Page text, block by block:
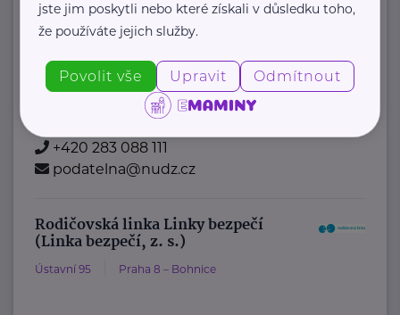
datová schránka: uehpcbb
Recepce
Telefon
+420 ...
+420 283 088 111
podatelna@nudz.cz
Rodičovská linka Linky bezpečí
(Linka bezpečí, z. s.)
Ústavní 95 Praha 8 – Bohnice
jste jim poskytli nebo které získali v důsledku toho,
že používáte jejich služby.
Povolit vše Upravit Odmítnout